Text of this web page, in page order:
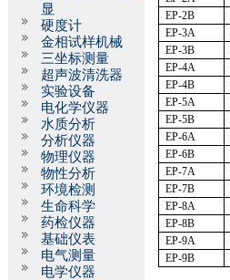
显
硬度计
金相试样机械
三坐标测量
超声波清洗器
实验设备
电化学仪器
水质分析
分析仪器
物理仪器
物性分析
环境检测
生命科学
药检仪器
基础仪表
电气测量
电学仪器
EP-2B
EP-3A
EP-3B
EP-4A
EP-4B
EP-5A
EP-5B
EP-6A
EP-6B
EP-7A
EP-7B
EP-8A
EP-8B
EP-9A
EP-9B